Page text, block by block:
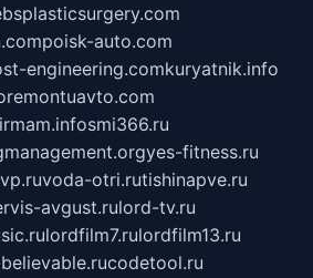
poisk-auto.com
engineering.comkuryatnik.info
smi366.ru
yes-fitness.ru
voda-otri.rutishinapve.ru
avgust.rulord-tv.ru
lordfilm7.rulordfilm13.ru
codetool.ru